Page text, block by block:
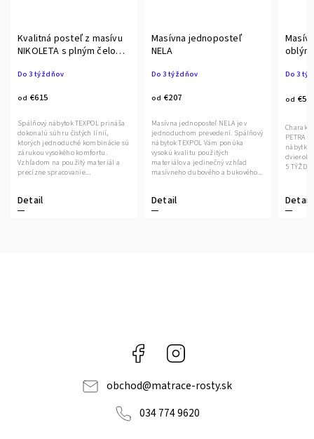
Kvalitná posteľ z masívu
NIKOLETA s plným čelom
Do 3 týždňov
od €615
Detail
Spálňový nábytok TEXPOL prináša
dokonalú súhru čistých línií,
ktorých jednoduché kombinácie sú
zárukou vysokého komfortu.
Vzhľadom na použitý materiál a
precízne spracovanie...
Masívna jednoposteľ
NELA
Do 3 týždňov
od €207
Detail
Masívna jednoposteľ NELA je v
jednoduchom prevedení. Spálňový
nábytok TEXPOL Vám ponúka
vysokú kvalitu použitých
materiálov a jedinečný vzhľad
masívneho dubového a bukového...
oblým
Do 3
od
Detail
PETRA
nábytku
dvierok a
5
Facebook
obchod@matrace-rosty.sk
034 774 9620